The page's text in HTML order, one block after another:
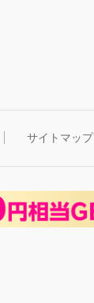
サイトマップ